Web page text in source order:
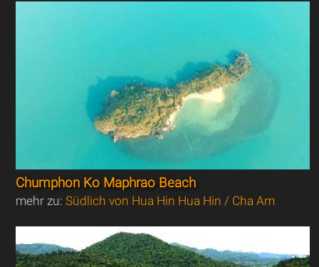
Chumphon Ko Maphrao Beach
mehr zu:Südlich von Hua Hin Hua Hin / Cha Am